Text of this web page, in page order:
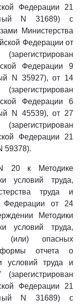
Федерации 21
N 31689) с
Министерства
Федерации от
Федерации 9
N 35927), от 14
Федерации 6
N 45539), от 27
Федерации 21
59378).
20 к Методике
условий труда,
труда и
Федерации от 24
Методики
условий труда,
(или) опасных
формы отчета о
условий труда и
Федерации 21
N 31689) с